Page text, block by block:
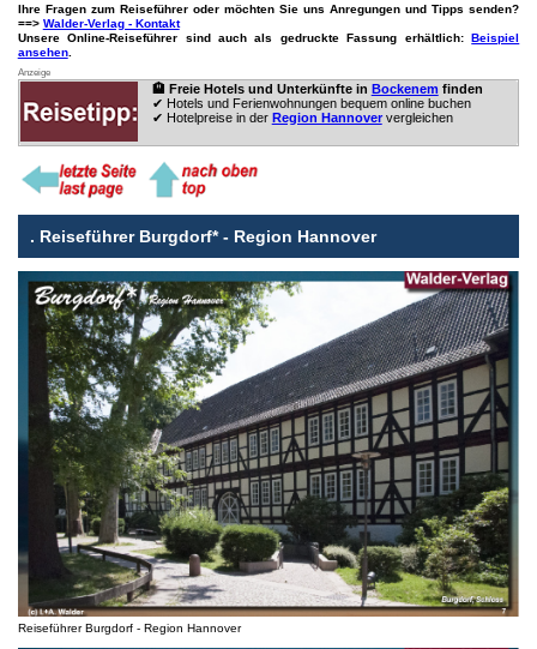
Ihre Fragen zum Reiseführer oder möchten Sie uns Anregungen und Tipps senden?
==> Walder-Verlag - Kontakt
Unsere Online-Reiseführer sind auch als gedruckte Fassung erhältlich:Beispiel
ansehen.
Anzeige
🏨 Freie Hotels und Unterkünfte in Bockenem finden
✔ Hotels und Ferienwohnungen bequem online buchen
✔ Hotelpreise in der Region Hannoververgleichen
. Reiseführer Burgdorf* - Region Hannover
Reiseführer Burgdorf - Region Hannover